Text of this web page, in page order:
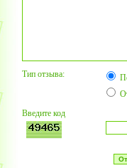
Тип отзыва:
Введите код